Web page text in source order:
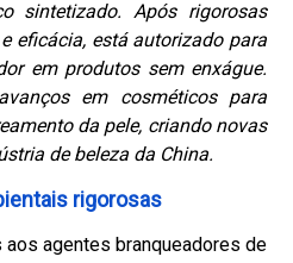
sintetizado. Após rigorosas
eficácia, está autorizado para
em produtos sem enxágue.
em cosméticos para
da pele, criando novas
de beleza da China.
rigorosas
agentes branqueadores de